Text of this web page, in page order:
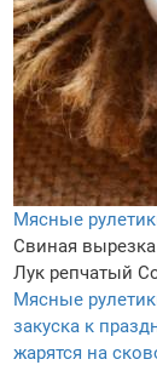
Мясные
Свиная вырезка
Лук репчатый
Мясные
закуска к
жарятся на